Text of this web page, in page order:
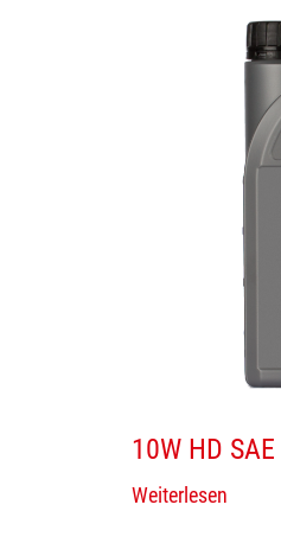
10W HD SAE
Weiterlesen